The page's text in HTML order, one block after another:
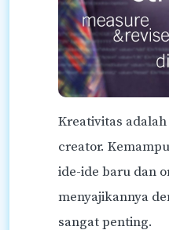
Kreativitas
creator.
ide-ide baru dan
menyajikannya
sangat penting.